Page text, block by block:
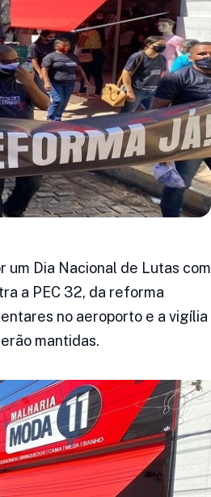
um Dia Nacional de Lutas com
a PEC 32, da reforma
no aeroporto e a vigília
mantidas.